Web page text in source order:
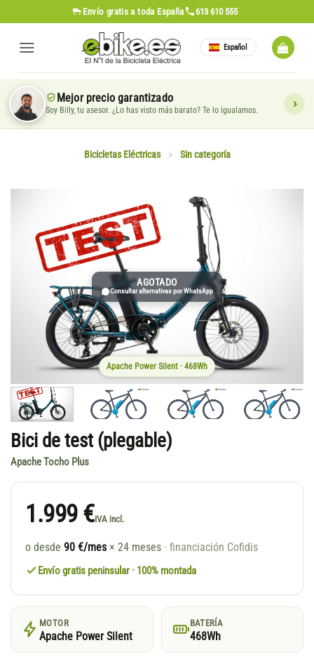
al
contenido
Envío gratis a toda España 613 610 555
Español
Mejor precio garantizado
Soy Billy, tu asesor. ¿Lo has visto más barato? Te lo igualamos.
Bicicletas Eléctricas > Sin categoría
AGOTADO
Consultar alternativas por WhatsApp
Apache Power Silent · 468Wh
Bici de test (plegable)
Apache Tocho Plus
1.999 €IVA incl.
o desde 90 €/mes × 24 meses · financiación Cofidis
Envío gratis peninsular · 100% montada
MOTOR
Apache Power Silent
BATERÍA
468Wh